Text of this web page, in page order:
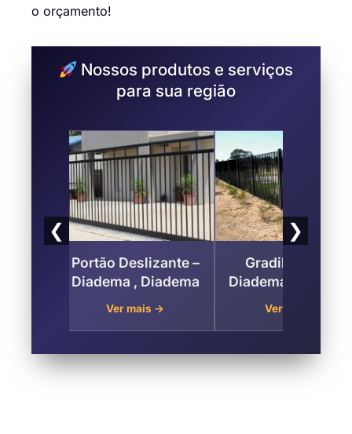
o orçamento!
Nossos produtos e serviços
para sua região
❮
Portão Deslizante –
Diadema , Diadema
Ver mais →
Gradil de Ferro
Diadema –
Ver mais →
❯